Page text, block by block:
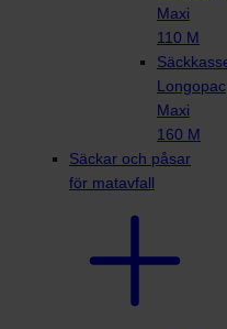
Maxi
110 M
Longopac
Maxi
160 M
Säckar och påsar
för matavfall